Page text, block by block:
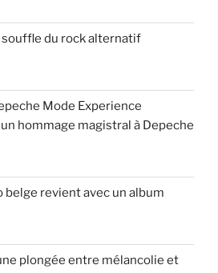
souffle du rock alternatif
Mode Experience
hommage magistral à Depeche
belge revient avec un album
une plongée entre mélancolie et